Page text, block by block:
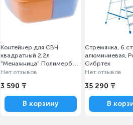
Контейнер для СВЧ
квадратный 2,2л
"Менажница" Полимербыт
4356701
Нет отзывов
3 590 ₸
В корзину
Стремянка, 6
алюминиевая,
Сибртех
Нет отзывов
35 290 ₸
В